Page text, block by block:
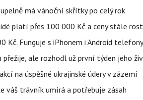
má vánoční skřítky po celý rok
platí přes 100 000 Kč a ceny stále
Kč. Funguje s iPhonem i Android telefony
ale rozhodl už první týden jeho
na úspěšné ukrajinské údery v zázemí
váš trávník umírá a potřebuje zásah